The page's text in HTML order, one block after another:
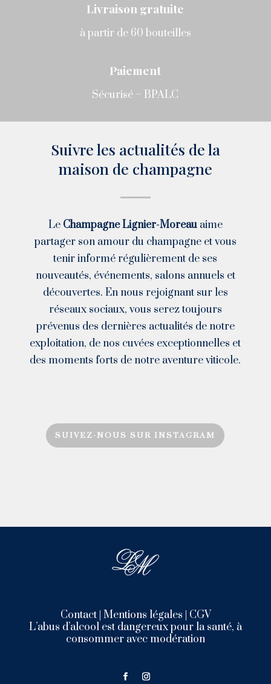
Livraison gratuite
à partir de 60 bouteilles
Paiement
Sécurisé – BPALC
Suivre les actualités de la
maison de champagne
Le Champagne Lignier-Moreauaime
partager son amour du champagne et vous
tenir informé régulièrement de ses
nouveautés, événements, salons annuels et
découvertes. En nous rejoignant sur les
réseaux sociaux, vous serez toujours
prévenus des dernières actualités de notre
exploitation, de nos cuvées exceptionnelles et
des moments forts de notre aventure viticole.
SUIVEZ-NOUS SUR INSTAGRAM
Contact| Mentions légales CGV
L’abus d’alcool est dangereux pour la santé, à
consommer avec modération